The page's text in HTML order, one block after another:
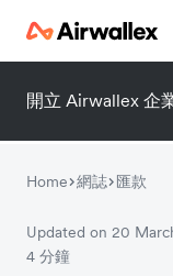
開立 Airwallex 企
Home 網誌 匯款
Updated on 20
4 分鐘
立即觀看 3 分
請填寫資料以觀體